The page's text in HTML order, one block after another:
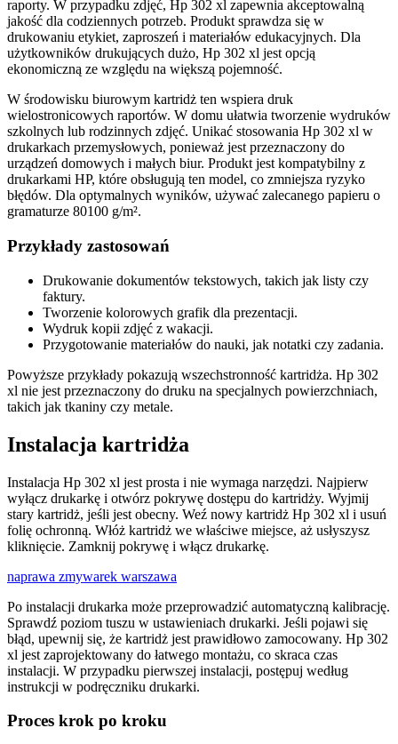
raporty. W przypadku zdjęć, Hp 302 xl zapewnia akceptowalną
jakość dla codziennych potrzeb. Produkt sprawdza się w
drukowaniu etykiet, zaproszeń i materiałów edukacyjnych. Dla
użytkowników drukujących dużo, Hp 302 xl jest opcją
ekonomiczną ze względu na większą pojemność.
W środowisku biurowym kartridż ten wspiera druk
wielostronicowych raportów. W domu ułatwia tworzenie wydruków
szkolnych lub rodzinnych zdjęć. Unikać stosowania Hp 302 xl w
drukarkach przemysłowych, ponieważ jest przeznaczony do
urządzeń domowych i małych biur. Produkt jest kompatybilny z
drukarkami HP, które obsługują ten model, co zmniejsza ryzyko
błędów. Dla optymalnych wyników, używać zalecanego papieru o
gramaturze 80100 g/m².
Przykłady zastosowań
Drukowanie dokumentów tekstowych, takich jak listy czy
faktury.
Tworzenie kolorowych grafik dla prezentacji.
Wydruk kopii zdjęć z wakacji.
Przygotowanie materiałów do nauki, jak notatki czy zadania.
Powyższe przykłady pokazują wszechstronność kartridża. Hp 302
xl nie jest przeznaczony do druku na specjalnych powierzchniach,
takich jak tkaniny czy metale.
Instalacja kartridża
Instalacja Hp 302 xl jest prosta i nie wymaga narzędzi. Najpierw
wyłącz drukarkę i otwórz pokrywę dostępu do kartridży. Wyjmij
stary kartridż, jeśli jest obecny. Weź nowy kartridż Hp 302 xl i usuń
folię ochronną. Włóż kartridż we właściwe miejsce, aż usłyszysz
kliknięcie. Zamknij pokrywę i włącz drukarkę.
naprawa zmywarek warszawa
Po instalacji drukarka może przeprowadzić automatyczną kalibrację.
Sprawdź poziom tuszu w ustawieniach drukarki. Jeśli pojawi się
błąd, upewnij się, że kartridż jest prawidłowo zamocowany. Hp 302
xl jest zaprojektowany do łatwego montażu, co skraca czas
instalacji. W przypadku pierwszej instalacji, postępuj według
instrukcji w podręczniku drukarki.
Proces krok po kroku